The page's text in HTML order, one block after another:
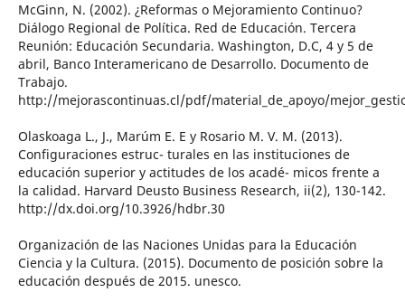
McGinn, N. (2002). ¿Reformas o Mejoramiento Continuo?
Diálogo Regional de Política. Red de Educación. Tercera
Reunión: Educación Secundaria. Washington, D.C, 4 y 5 de
abril, Banco Interamericano de Desarrollo. Documento de
Trabajo.
http://mejorascontinuas.cl/pdf/material_de_apoyo/
Olaskoaga L., J., Marúm E. E y Rosario M. V. M. (2013).
Configuraciones estruc- turales en las instituciones de
educación superior y actitudes de los acadé- micos frente a
la calidad. Harvard Deusto Business Research, ii(2), 130-142.
http://dx.doi.org/10.3926/hdbr.30
Organización de las Naciones Unidas para la Educación
Ciencia y la Cultura. (2015). Documento de posición sobre la
educación después de 2015. unesco.